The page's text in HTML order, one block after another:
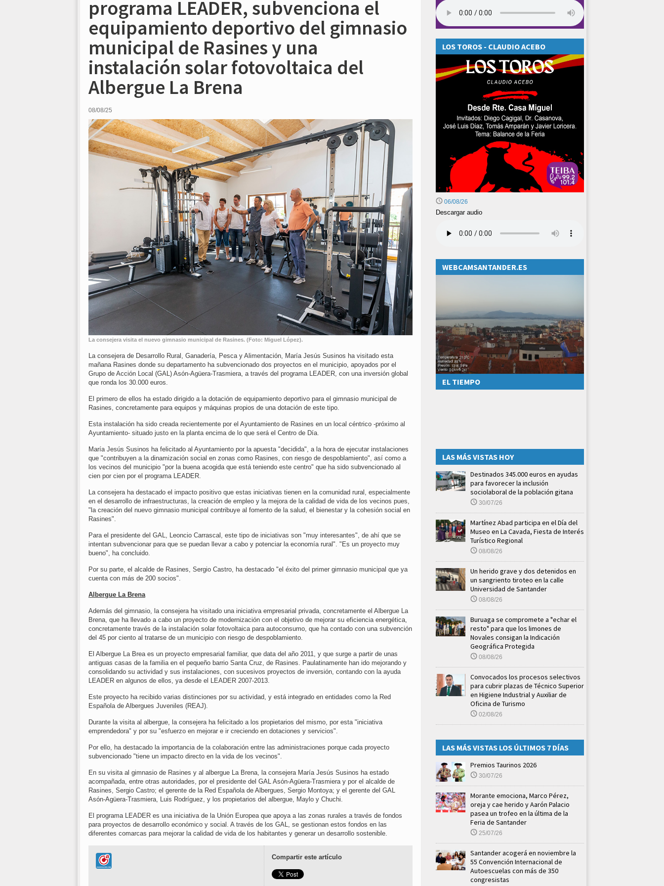
programa LEADER, subvenciona el
equipamiento deportivo del gimnasio
municipal de Rasines y una
instalación solar fotovoltaica del
Albergue La Brena
08/08/25
La consejera visita el nuevo gimnasio municipal de Rasines. (Foto: Miguel López).
La consejera de Desarrollo Rural, Ganadería, Pesca y Alimentación, María Jesús Susinos ha visitado esta
mañana Rasines donde su departamento ha subvencionado dos proyectos en el municipio, apoyados por el
Grupo de Acción Local (GAL) Asón-Agüera-Trasmiera, a través del programa LEADER, con una inversión global
que ronda los 30.000 euros.
El primero de ellos ha estado dirigido a la dotación de equipamiento deportivo para el gimnasio municipal de
Rasines, concretamente para equipos y máquinas propios de una dotación de este tipo.
Esta instalación ha sido creada recientemente por el Ayuntamiento de Rasines en un local céntrico -próximo al
Ayuntamiento- situado justo en la planta encima de lo que será el Centro de Día.
María Jesús Susinos ha felicitado al Ayuntamiento por la apuesta "decidida", a la hora de ejecutar instalaciones
que "contribuyen a la dinamización social en zonas como Rasines, con riesgo de despoblamiento", así como a
los vecinos del municipio "por la buena acogida que está teniendo este centro" que ha sido subvencionado al
cien por cien por el programa LEADER.
La consejera ha destacado el impacto positivo que estas iniciativas tienen en la comunidad rural, especialmente
en el desarrollo de infraestructuras, la creación de empleo y la mejora de la calidad de vida de los vecinos pues,
"la creación del nuevo gimnasio municipal contribuye al fomento de la salud, el bienestar y la cohesión social en
Rasines".
Para el presidente del GAL, Leoncio Carrascal, este tipo de iniciativas son "muy interesantes", de ahí que se
intentan subvencionar para que se puedan llevar a cabo y potenciar la economía rural". "Es un proyecto muy
bueno", ha concluido.
Por su parte, el alcalde de Rasines, Sergio Castro, ha destacado "el éxito del primer gimnasio municipal que ya
cuenta con más de 200 socios".
Albergue La Brena
Además del gimnasio, la consejera ha visitado una iniciativa empresarial privada, concretamente el Albergue La
Brena, que ha llevado a cabo un proyecto de modernización con el objetivo de mejorar su eficiencia energética,
concretamente través de la instalación solar fotovoltaica para autoconsumo, que ha contado con una subvención
del 45 por ciento al tratarse de un municipio con riesgo de despoblamiento.
El Albergue La Brea es un proyecto empresarial familiar, que data del año 2011, y que surge a partir de unas
antiguas casas de la familia en el pequeño barrio Santa Cruz, de Rasines. Paulatinamente han ido mejorando y
consolidando su actividad y sus instalaciones, con sucesivos proyectos de inversión, contando con la ayuda
LEADER en algunos de ellos, ya desde el LEADER 2007-2013.
Este proyecto ha recibido varias distinciones por su actividad, y está integrado en entidades como la Red
Española de Albergues Juveniles (REAJ).
Durante la visita al albergue, la consejera ha felicitado a los propietarios del mismo, por esta "iniciativa
emprendedora" y por su "esfuerzo en mejorar e ir creciendo en dotaciones y servicios".
Por ello, ha destacado la importancia de la colaboración entre las administraciones porque cada proyecto
subvencionado "tiene un impacto directo en la vida de los vecinos".
En su visita al gimnasio de Rasines y al albergue La Brena, la consejera María Jesús Susinos ha estado
acompañada, entre otras autoridades, por el presidente del GAL Asón-Agüera-Trasmiera y por el alcalde de
Rasines, Sergio Castro; el gerente de la Red Española de Albergues, Sergio Montoya; y el gerente del GAL
Asón-Agüera-Trasmiera, Luis Rodríguez, y los propietarios del albergue, Maylo y Chuchi.
El programa LEADER es una iniciativa de la Unión Europea que apoya a las zonas rurales a través de fondos
para proyectos de desarrollo económico y social. A través de los GAL, se gestionan estos fondos en las
diferentes comarcas para mejorar la calidad de vida de los habitantes y generar un desarrollo sostenible.
Compartir este artículo
LOS TOROS - CLAUDIO ACEBO
06/08/26
Descargar audio
WEBCAMSANTANDER.ES
EL TIEMPO
LAS MÁS VISTAS HOY
Destinados 345.000 euros en ayudas
para favorecer la inclusión
sociolaboral de la población gitana
30/07/26
Martínez Abad participa en el Día del
Museo en La Cavada, Fiesta de Interés
Turístico Regional
08/08/26
Un herido grave y dos detenidos en
un sangriento tiroteo en la calle
Universidad de Santander
08/08/26
Buruaga se compromete a "echar el
resto" para que los limones de
Novales consigan la Indicación
Geográfica Protegida
08/08/26
Convocados los procesos selectivos
para cubrir plazas de Técnico Superior
en Higiene Industrial y Auxiliar de
Oficina de Turismo
02/08/26
LAS MÁS VISTAS LOS ÚLTIMOS 7 DÍAS
Premios Taurinos 2026
30/07/26
Morante emociona, Marco Pérez,
oreja y cae herido y Aarón Palacio
pasea un trofeo en la última de la
Feria de Santander
25/07/26
Santander acogerá en noviembre la
55 Convención Internacional de
Autoescuelas con más de 350
congresistas